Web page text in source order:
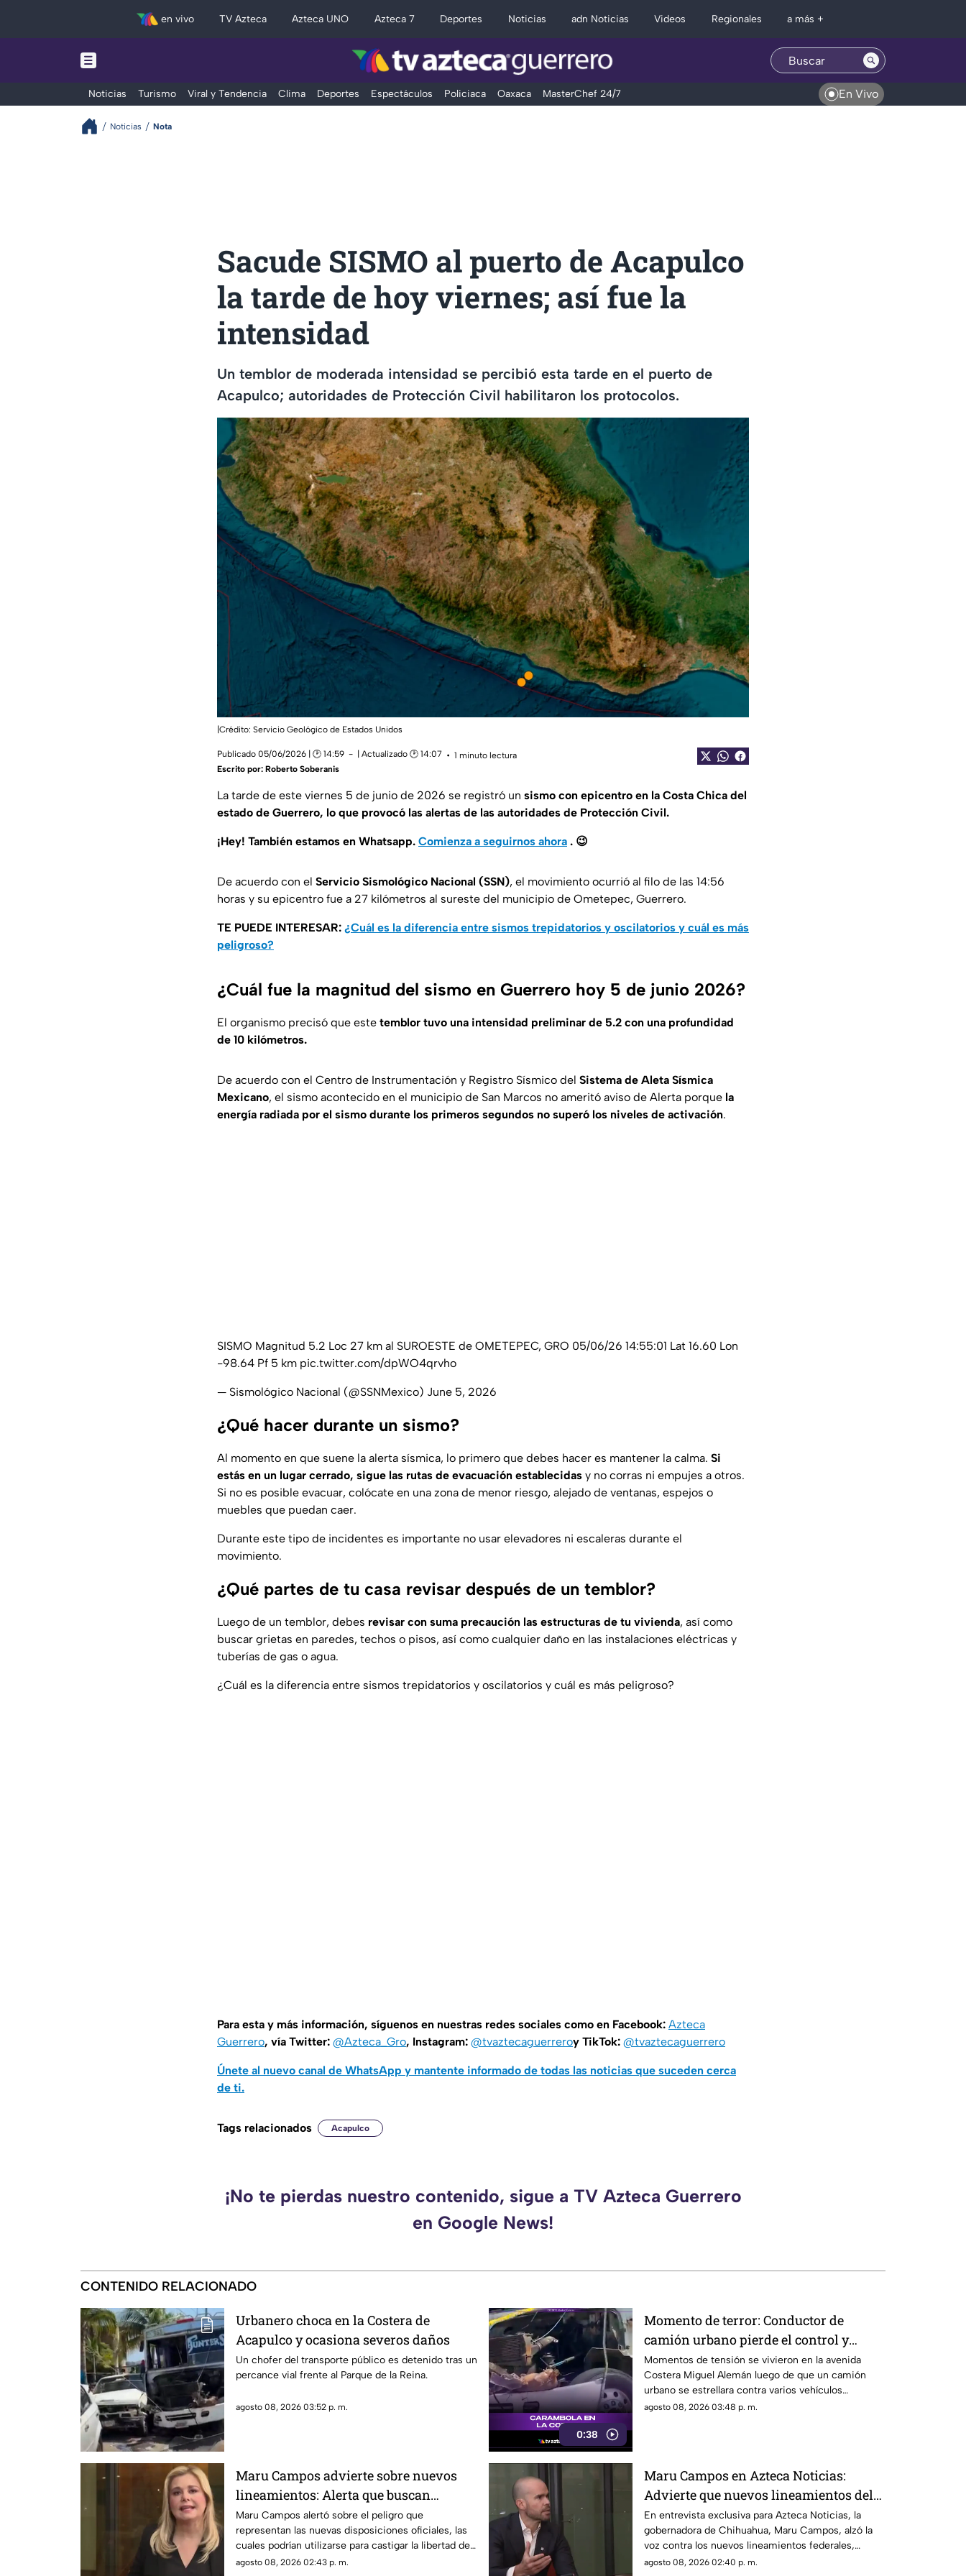
en vivo TV Azteca Azteca UNO Azteca 7 Deportes Noticias adn Noticias Videos Regionales a más +
Noticias Turismo Viral y Tendencia Clima Deportes Espectáculos Policiaca Oaxaca MasterChef 24/7 En Vivo
Noticias Nota
Sacude SISMO al puerto de Acapulco
la tarde de hoy viernes; así fue la
intensidad
Un temblor de moderada intensidad se percibió esta tarde en el puerto de
Acapulco; autoridades de Protección Civil habilitaron los protocolos.
|Crédito: Servicio Geológico de Estados Unidos
Publicado 05/06/2026 | 🕑 14:59 | Actualizado 🕑 14:07
1 minuto lectura
Escrito por: Roberto Soberanis
La tarde de este viernes 5 de junio de 2026 se registró un sismo con epicentro en la Costa Chica del
estado de Guerrero, lo que provocó las alertas de las autoridades de Protección Civil.
¡Hey! También estamos en Whatsapp. Comienza a seguirnos ahora . 😉
De acuerdo con el Servicio Sismológico Nacional (SSN), el movimiento ocurrió al filo de las 14:56
horas y su epicentro fue a 27 kilómetros al sureste del municipio de Ometepec, Guerrero.
TE PUEDE INTERESAR: ¿Cuál es la diferencia entre sismos trepidatorios y oscilatorios y cuál es más
peligroso?
¿Cuál fue la magnitud del sismo en Guerrero hoy 5 de junio 2026?
El organismo precisó que este temblor tuvo una intensidad preliminar de 5.2 con una profundidad
de 10 kilómetros.
De acuerdo con el Centro de Instrumentación y Registro Sísmico del Sistema de Aleta Sísmica
Mexicano, el sismo acontecido en el municipio de San Marcos no ameritó aviso de Alerta porque la
energía radiada por el sismo durante los primeros segundos no superó los niveles de activación.
SISMO Magnitud 5.2 Loc 27 km al SUROESTE de OMETEPEC, GRO 05/06/26 14:55:01 Lat 16.60 Lon
-98.64 Pf 5 km pic.twitter.com/dpWO4qrvho
— Sismológico Nacional (@SSNMexico) June 5, 2026
¿Qué hacer durante un sismo?
Al momento en que suene la alerta sísmica, lo primero que debes hacer es mantener la calma. Si
estás en un lugar cerrado, sigue las rutas de evacuación establecidas y no corras ni empujes a otros.
Si no es posible evacuar, colócate en una zona de menor riesgo, alejado de ventanas, espejos o
muebles que puedan caer.
Durante este tipo de incidentes es importante no usar elevadores ni escaleras durante el
movimiento.
¿Qué partes de tu casa revisar después de un temblor?
Luego de un temblor, debes revisar con suma precaución las estructuras de tu vivienda, así como
buscar grietas en paredes, techos o pisos, así como cualquier daño en las instalaciones eléctricas y
tuberías de gas o agua.
¿Cuál es la diferencia entre sismos trepidatorios y oscilatorios y cuál es más peligroso?
Para esta y más información, síguenos en nuestras redes sociales como en Facebook: Azteca
Guerrero, vía Twitter: @Azteca_Gro, Instagram: @tvaztecaguerreroy TikTok: @tvaztecaguerrero
Únete al nuevo canal de WhatsApp y mantente informado de todas las noticias que suceden cerca
de ti.
Tags relacionados Acapulco
¡No te pierdas nuestro contenido, sigue a TV Azteca Guerrero
en Google News!
CONTENIDO RELACIONADO
Urbanero choca en la Costera de
Acapulco y ocasiona severos daños
Un chofer del transporte público es detenido tras un
percance vial frente al Parque de la Reina.
agosto 08, 2026 03:52 p. m.
0:38
Momento de terror: Conductor de
camión urbano pierde el control y
choca contra autos en plena Costera
Miguel Alemán
Momentos de tensión se vivieron en la avenida
Costera Miguel Alemán luego de que un camión
urbano se estrellara contra varios vehículos
estacionados cerca del Parque de la Reina.
agosto 08, 2026 03:48 p. m.
Maru Campos advierte sobre nuevos
lineamientos: Alerta que buscan
sancionar a medios críticos y limitar la
libertad de expresión
Maru Campos alertó sobre el peligro que
representan las nuevas disposiciones oficiales, las
cuales podrían utilizarse para castigar la libertad de
expresión y el periodismo crítico en el país.
agosto 08, 2026 02:43 p. m.
Maru Campos en Azteca Noticias:
Advierte que nuevos lineamientos del
Gobierno Federal amenazan la libertad
de expresión y buscan imponer
censura
En entrevista exclusiva para Azteca Noticias, la
gobernadora de Chihuahua, Maru Campos, alzó la
voz contra los nuevos lineamientos federales,
asegurando que abren la puerta a la censura y
agosto 08, 2026 02:40 p. m.